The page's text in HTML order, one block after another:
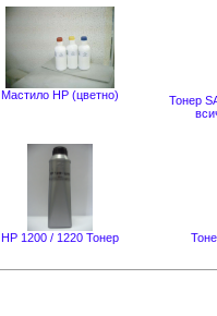
Mастило НР (цветно)
Тонер
HP 1200 / 1220 Тонер